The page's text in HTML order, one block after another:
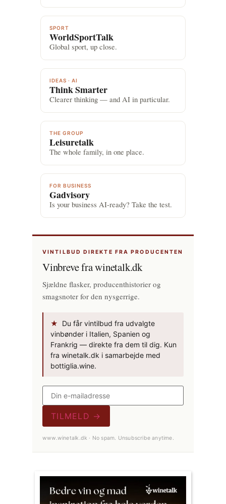
SPORT
WorldSportTalk
Global sport, up close.
IDEAS · AI
Think Smarter
Clearer thinking — and AI in particular.
THE GROUP
Leisuretalk
The whole family, in one place.
FOR BUSINESS
Gadvisory
Is your business AI-ready? Take the test.
VINTILBUD DIREKTE FRA PRODUCENTEN
Vinbreve fra winetalk.dk
Sjældne flasker, producenthistorier og
smagsnoter for den nysgerrige.
★
Du får vintilbud fra udvalgte
vinbønder i Italien, Spanien og
Frankrig — direkte fra dem til dig. Kun
fra winetalk.dk i samarbejde med
bottiglia.wine.
TILMELD →
www.winetalk.dk · No spam. Unsubscribe anytime.